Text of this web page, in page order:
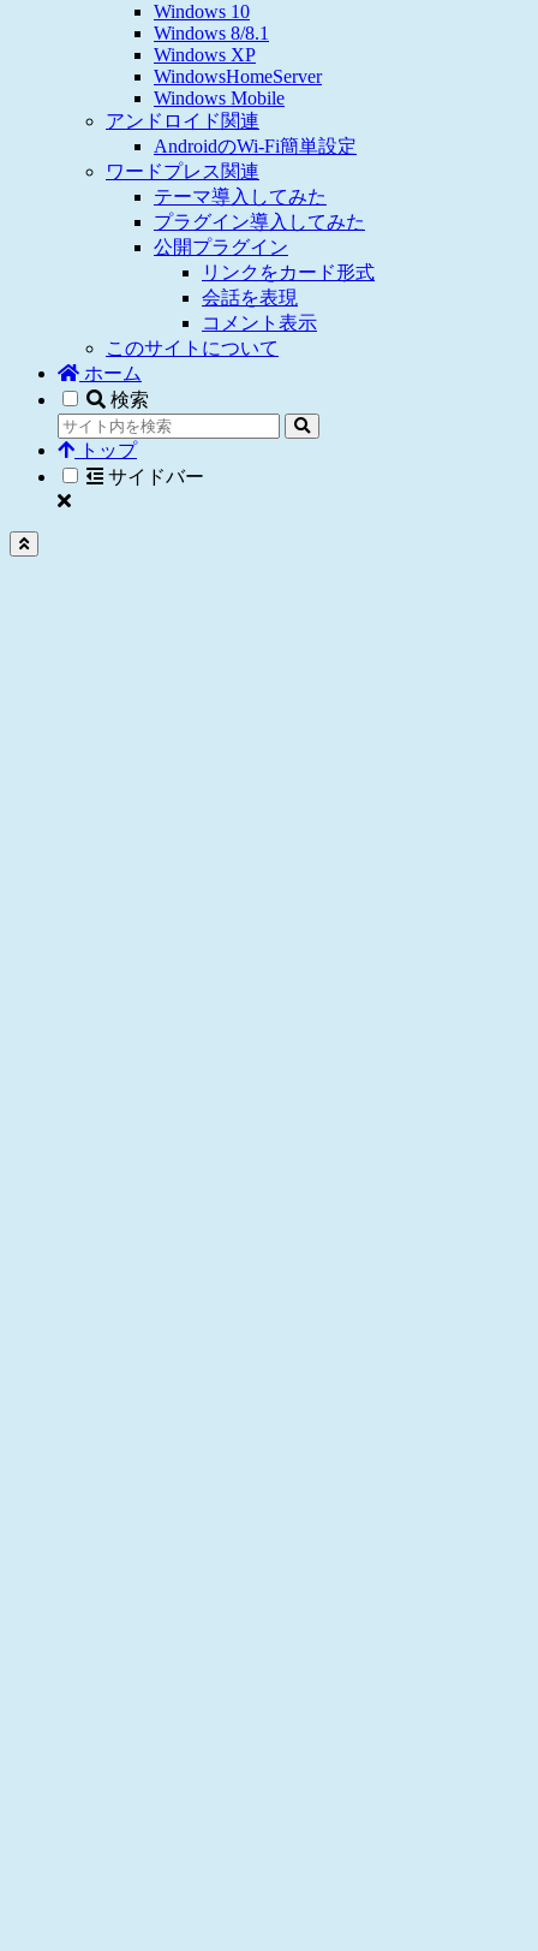
Windows 10
Windows 8/8.1
Windows XP
WindowsHomeServer
Windows Mobile
アンドロイド関連
AndroidのWi-Fi簡単設定
ワードプレス関連
テーマ導入してみた
プラグイン導入してみた
公開プラグイン
リンクをカード形式
会話を表現
コメント表示
このサイトについて
ホーム
検索
トップ
サイドバー